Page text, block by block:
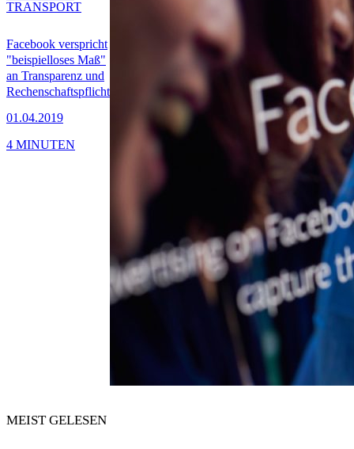
Facebook verspricht
"beispielloses Maß"
an Transparenz und
Rechenschaftspflicht
01.04.2019
TRANSPORT
4 MINUTEN
MEIST GELESEN